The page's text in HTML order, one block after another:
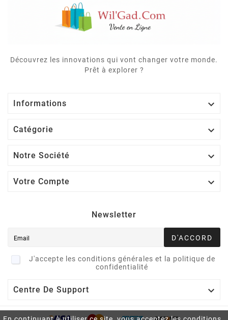
Découvrez les innovations qui vont changer votre monde.
Prêt à explorer ?
Informations 
Catégorie 
Notre Société 
Votre Compte 
Newsletter
D'ACCORD
J'accepte les conditions générales et la politique de
confidentialité
Centre De Support 